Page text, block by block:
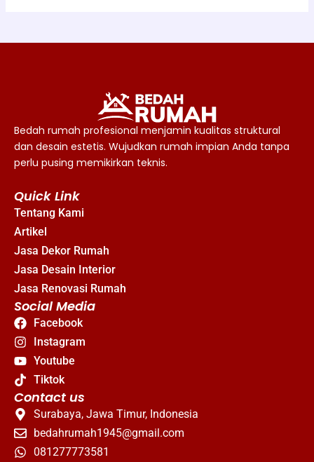
Bedah rumah profesional menjamin kualitas struktural
dan desain estetis. Wujudkan rumah impian Anda tanpa
perlu pusing memikirkan teknis.
Quick Link
Tentang Kami
Artikel
Jasa Dekor Rumah
Jasa Desain Interior
Jasa Renovasi Rumah
Social Media
Facebook
Instagram
Youtube
Tiktok
Contact us
Surabaya, Jawa Timur, Indonesia
bedahrumah1945@gmail.com
081277773581